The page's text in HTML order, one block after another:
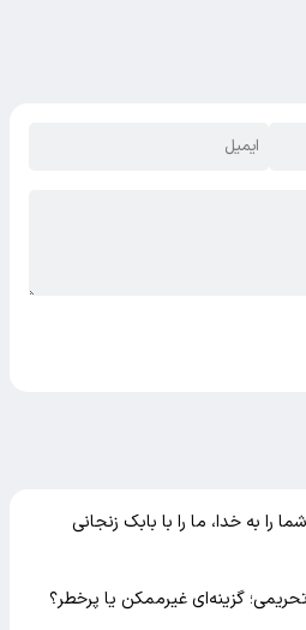
را به خدا، ما را با بابک زنجانی
گزینه‌ای غیرممکن یا پرخطر؟